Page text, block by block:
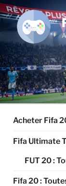
Aller
au
contenu
principal
Acheter Fifa
Fifa Ultimate
FUT 20 :
Fifa 20 :